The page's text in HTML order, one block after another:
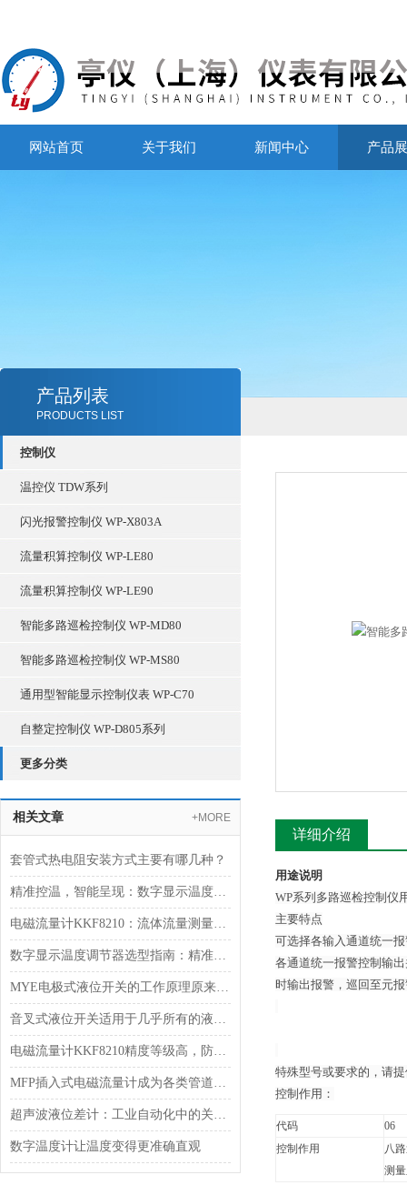
网站首页 关于我们 新闻中心 产品
产品列表
PRODUCTS LIST
控制仪
温控仪 TDW系列
闪光报警控制仪 WP-X803A
流量积算控制仪 WP-LE80
流量积算控制仪 WP-LE90
智能多路巡检控制仪 WP-MD80
智能多路巡检控制仪 WP-MS80
通用型智能显示控制仪表 WP-C70
自整定控制仪 WP-D805系列
更多分类
相关文章 +MORE
套管式热电阻安装方式主要有哪几种？
精准控温，智能呈现：数字显示温度调节器，工业过程的智慧节拍器
电磁流量计KKF8210：流体流量测量的技术突破者
数字显示温度调节器选型指南：精准控温，适配全场景工业需求
MYE电极式液位开关的工作原理原来是这样的
音叉式液位开关适用于几乎所有的液体介质
电磁流量计KKF8210精度等级高，防护效果好！
MFP插入式电磁流量计成为各类管道流量测量的优选装备
超声波液位差计：工业自动化中的关键测量设备
数字温度计让温度变得更准确直观
详细介绍
用途说明
WP系列多路巡检控制仪
主要特点
可选择各输入通道统一
各通道统一报警控制输
时输出报警，巡回至元
特殊型号或要求的，请
控制作用：
代码
06
控制作用
八
测